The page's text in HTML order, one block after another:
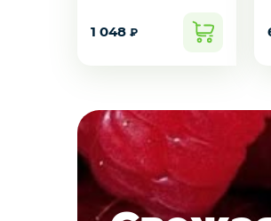
Бакалея
Соусы
1 048 ₽